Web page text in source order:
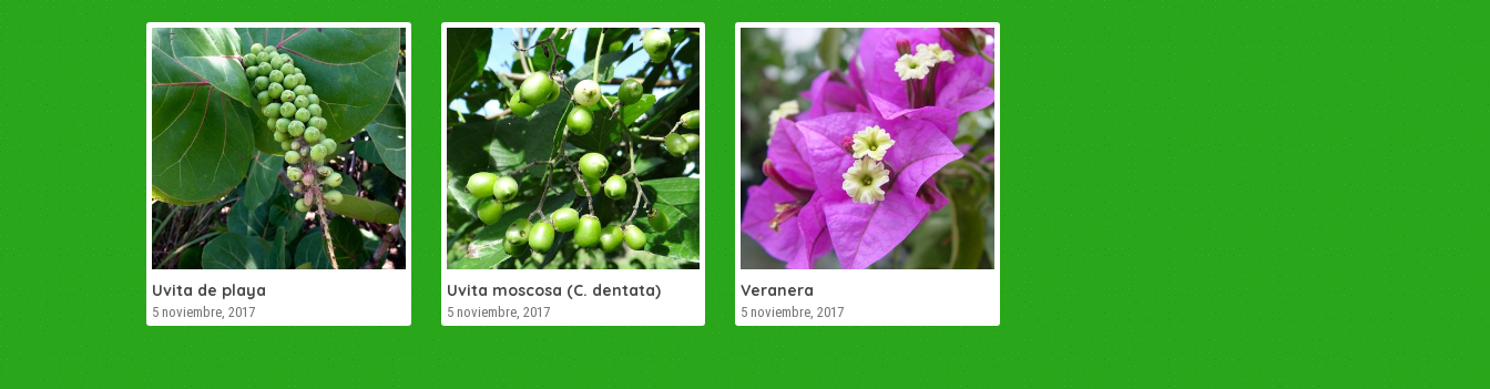
Uvita de playa
5 noviembre, 2017
Uvita moscosa (C. dentata)
5 noviembre, 2017
Veranera
5 noviembre, 2017